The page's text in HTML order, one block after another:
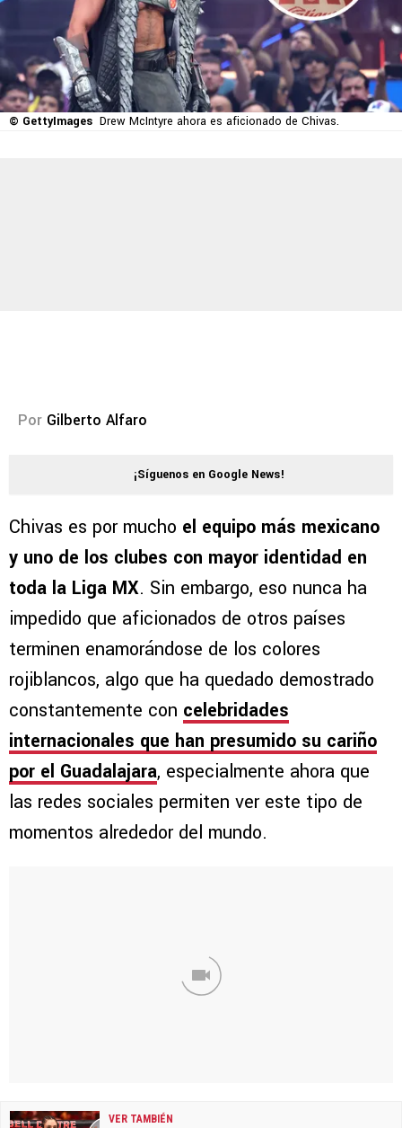
© GettyImages Drew McIntyre ahora es aficionado de Chivas.
Por Gilberto Alfaro
¡Síguenos en Google News!
Chivas es por mucho el equipo más mexicano
y uno de los clubes con mayor identidad en
toda la Liga MX. Sin embargo, eso nunca ha
impedido que aficionados de otros países
terminen enamorándose de los colores
rojiblancos, algo que ha quedado demostrado
constantemente con celebridades
internacionales que han presumido su cariño
por el Guadalajara, especialmente ahora que
las redes sociales permiten ver este tipo de
momentos alrededor del mundo.
VER TAMBIÉN